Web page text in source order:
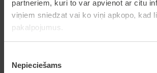
partneriem, kuri to var apvienot ar citu
viņiem sniedzat vai ko viņi apkopo, kad
pakalpojumus.
izvēle
Nepieciešams
Pieteikt bērnu pirmsskolas
Nekustamā īpašuma nodokļa
epakalpojumi.lv
Nekustamā īpašuma karte